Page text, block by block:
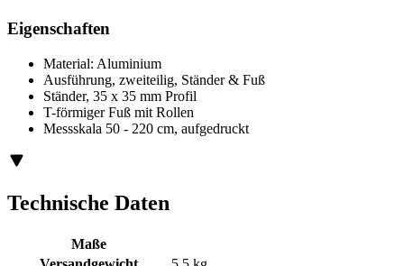
Eigenschaften
Material: Aluminium
Ausführung, zweiteilig, Ständer & Fuß
Ständer, 35 x 35 mm Profil
T-förmiger Fuß mit Rollen
Messskala 50 - 220 cm, aufgedruckt
Technische Daten
Maße